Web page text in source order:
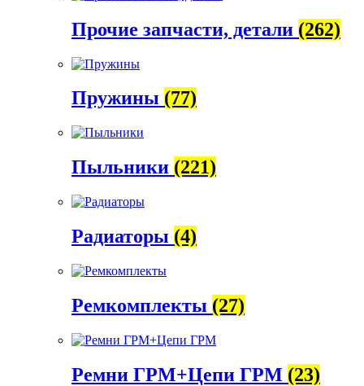
Прочие запчасти, детали (262)
Пружины (77)
Пыльники (221)
Радиаторы (4)
Ремкомплекты (27)
Ремни ГРМ+Цепи ГРМ (23)